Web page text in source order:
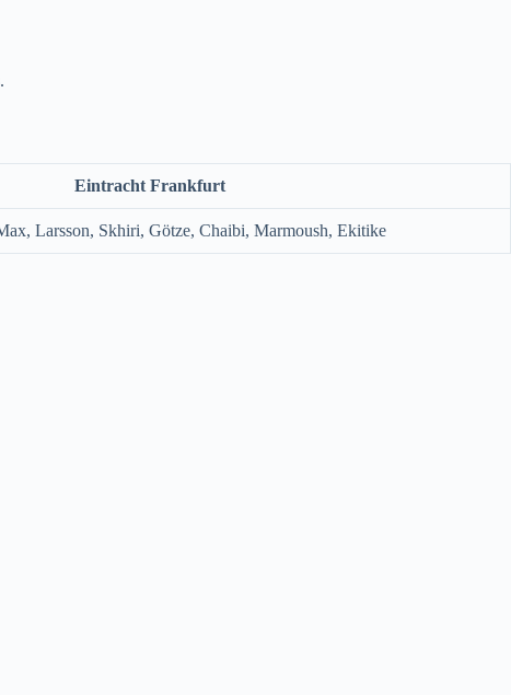
Eintracht Frankfurt
Larsson, Skhiri, Götze, Chaibi, Marmoush, Ekitike